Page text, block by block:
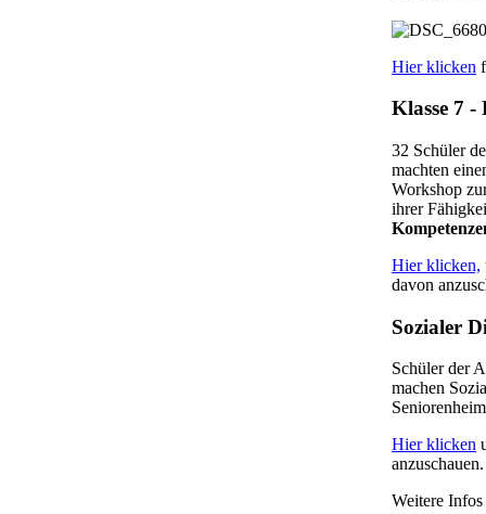
Hier klicken
Klasse 7 -
32 Schüler
machten
Workshop
ihrer
Hier klicken,
davon
Sozialer
Schüler der
machen
Hier klicken
anzuschauen.
Weitere